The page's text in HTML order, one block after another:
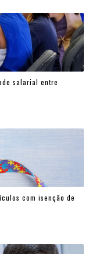
salarial entre
com isenção de